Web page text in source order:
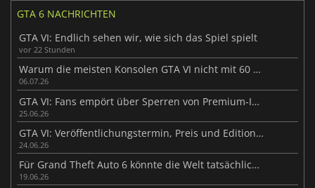
GTA 6 NACHRICHTEN
GTA VI: Endlich sehen wir, wie sich das Spiel spielt
vor 22 Stunden
Warum die meisten Konsolen GTA VI nicht mit 60 FPS ausführen können
06.07.26
GTA VI: Fans empört über Sperren von Premium-Inhalten
25.06.26
GTA VI: Veröffentlichungstermin, Preis und Editionen im Überblick
24.06.26
Für Grand Theft Auto 6 könnte die Welt tatsächlich stillstehen
19.06.26